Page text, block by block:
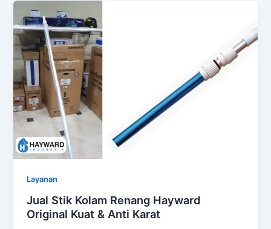
Layanan
Jual Stik Kolam Renang Hayward
Original Kuat & Anti Karat